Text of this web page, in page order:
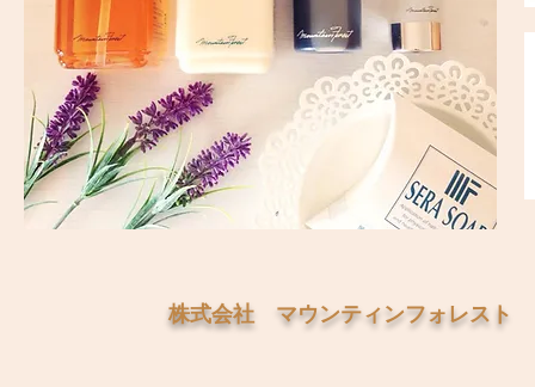
株式会社 マウンティンフォレスト